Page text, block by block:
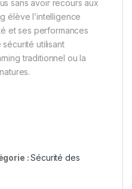
sans avoir recours aux
élève l’intelligence
et ses performances
utilisant
traditionnel ou la
:Sécurité des